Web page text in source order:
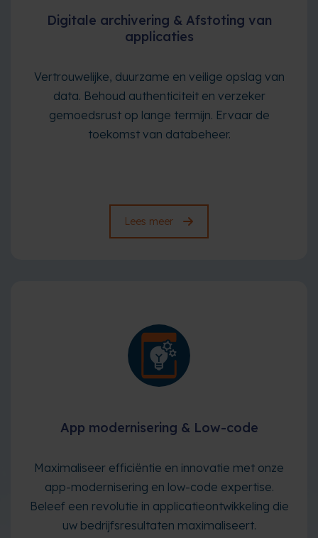
Digitale archivering & Afstoting van
applicaties
Vertrouwelijke, duurzame en veilige opslag van
data. Behoud authenticiteit en verzeker
gemoedsrust op lange termijn. Ervaar de
toekomst van databeheer.
Lees meer
App modernisering & Low-code
Maximaliseer efficiëntie en innovatie met onze
app-modernisering en low-code expertise.
Beleef een revolutie in applicatieontwikkeling die
uw bedrijfsresultaten maximaliseert.